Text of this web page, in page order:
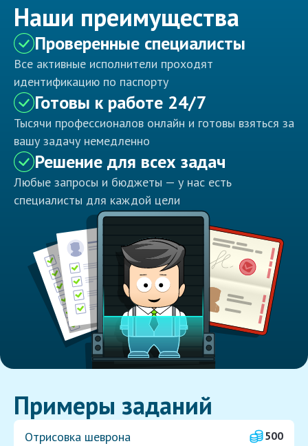
Наши преимущества
Проверенные специалисты
Все активные исполнители проходят
идентификацию по паспорту
Готовы к работе 24/7
Тысячи профессионалов онлайн и готовы взяться за
вашу задачу немедленно
Решение для всех задач
Любые запросы и бюджеты — у нас есть
специалисты для каждой цели
Примеры заданий
Отрисовка шеврона
500